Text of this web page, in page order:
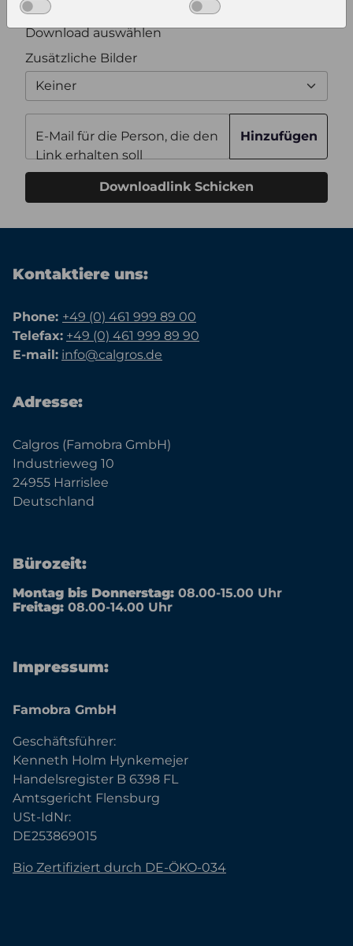
Optional weitere Produktinformationen zum
Download auswählen
Zusätzliche Bilder
Keiner
E-Mail für die Person, die den
Link erhalten soll
Hinzufügen
Downloadlink Schicken
Kontaktiere uns:
Phone: +49 (0) 461 999 89 00
Telefax: +49 (0) 461 999 89 90
E-mail: info@calgros.de
Adresse:
Calgros (Famobra GmbH)
Industrieweg 10
24955 Harrislee
Deutschland
Bürozeit:
Montag bis Donnerstag: 08.00-15.00 Uhr
Freitag: 08.00-14.00 Uhr
Impressum:
Famobra GmbH
Geschäftsführer:
Kenneth Holm Hynkemejer
Handelsregister B 6398 FL
Amtsgericht Flensburg
USt-IdNr:
DE253869015
Bio Zertifiziert durch DE-ÖKO-034